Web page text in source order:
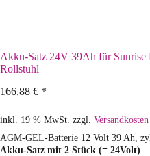
Akku-Satz 24V 39Ah für
Rollstuhl
166,88 € *
inkl. 19 % MwSt. zzgl. Versandkosten
AGM-GEL-Batterie 12 Volt 39 Ah,
Akku-Satz mit 2 Stück (= 24Volt)